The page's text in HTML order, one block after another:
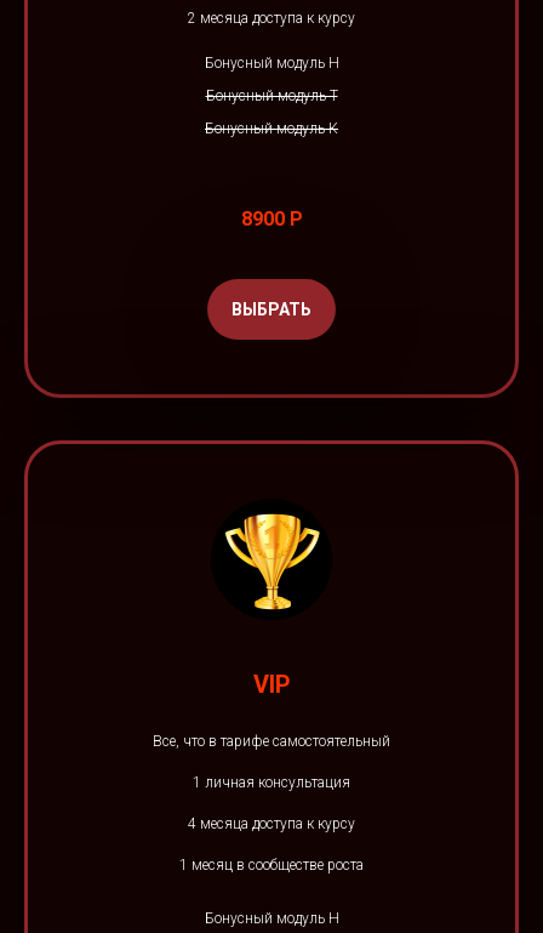
2 месяца доступа к курсу
Бонусный модуль Н
Бонусный модуль Т
Бонусный модуль К
8900 Р
ВЫБРАТЬ
VIP
Все, что в тарифе самостоятельный
1 личная консультация
4 месяца доступа к курсу
1 месяц в сообществе роста
Бонусный модуль Н